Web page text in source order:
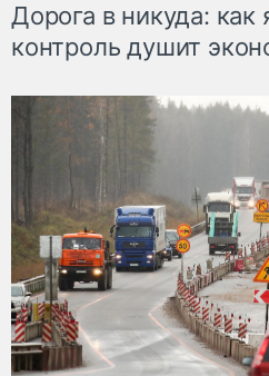
Дорога в никуда: как
контроль душит